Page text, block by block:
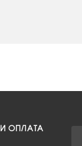
ОПЛАТА